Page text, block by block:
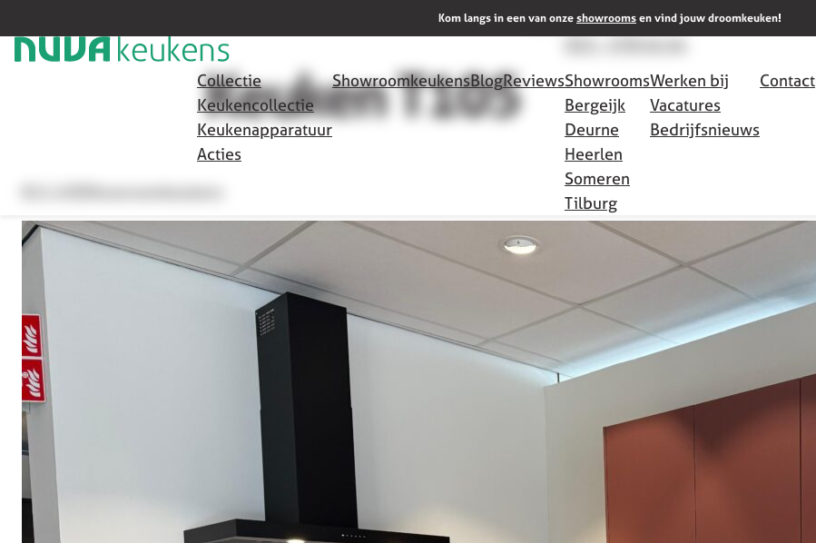
Kom langs in een van onze showrooms en vind jouw droomkeuken!
Collectie
Keukencollectie
Keukenapparatuur
Acties
ShowroomkeukensBlogReviewsShowrooms
Bergeijk
Deurne
Heerlen
Someren
Tilburg
Werken bij
Vacatures
Bedrijfsnieuws
Contact
Keuken T105
Meer info